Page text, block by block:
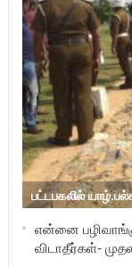
பட்டபகலில்
என்னை
விடாதீர்கள்-